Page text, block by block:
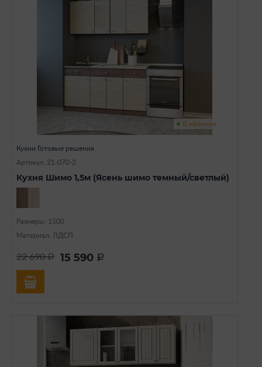
В наличии
Кухни Готовые решения
Артикул: 21-070-2
Кухня Шимо 1,5м (Ясень шимо темный/светлый)
Размеры: 1500
Материал: ЛДСП
22 690a 15 590 a